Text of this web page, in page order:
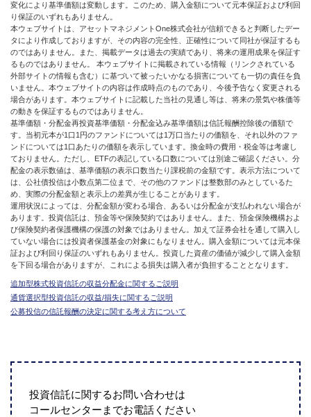
変化により基準価額は変動します。このため、購入金額について元本保証および利回
り保証のいずれもありません。
本ウェブサイトは、アセットマネジメントOne株式会社が信頼できると判断したデー
タにより作成しておりますが、その内容の完全性、正確性について同社が保証するも
のではありません。また、掲載データは過去の実績であり、将来の運用成果を保証す
るものではありません。 本ウェブサイトに掲載されている情報（リンクされている
外部サイトの情報も含む）に基づいて被ったいかなる損害についても一切の責任を負
いません。本ウェブサイトの内容は作成時点のものであり、今後予告なく変更される
場合があります。本ウェブサイトに記載した当社の見通し等は、将来の景気や株価等
の動きを保証するものではありません。
基準価額・分配金再投資基準価額・分配金込み基準価額は信託報酬控除後の価額で
す。当初元本が1口1円のファンドについては1万口当たりの価額を、それ以外のファ
ンドについては1口あたりの価額を表示しています。換金時の費用・税金等は考慮し
ておりません。ただし、ETFの表記している口数については別途ご確認ください。分
配金の表示数値は、基準価額の表示口数当たり課税前の金額です。表示方法について
は、公社債投信は小数点第二位まで、その他のファンドは整数部のみとしているた
め、実際の分配金額と表示上の差異が生じることがあります。
運用状況によっては、分配金額が変わる場合、あるいは分配金が支払われない場合が
あります。投資信託は、預金等や保険契約ではありません。また、預金保険機構およ
び保険契約者保護機構の保護の対象ではありません。加えて証券会社を通して購入し
ていない場合には投資者保護基金の対象にもなりません。購入金額については元本保
証および利回り保証のいずれもありません。投資した資産の価値が減少して購入金額
を下回る場合がありますが、これによる損失は購入者が負担することとなります。
追加型株式投資信託の収益分配金に関するご説明
通貨選択型投資信託の収益/損失に関するご説明
公募投信の信託報酬の決定に関する考え方について
投資信託に関するお問い合わせは
コールセンターまでお電話ください